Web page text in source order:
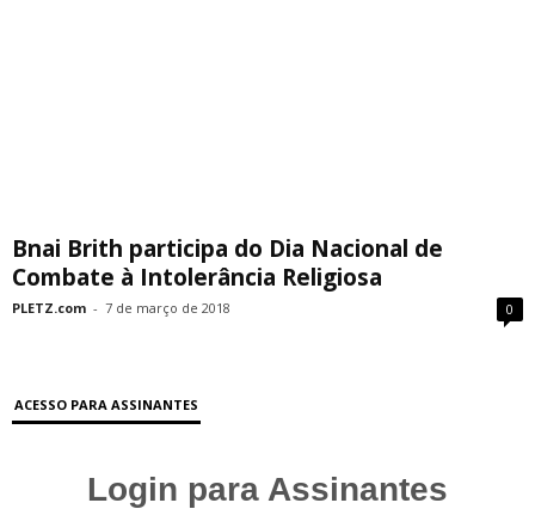
Bnai Brith participa do Dia Nacional de
Combate à Intolerância Religiosa
PLETZ.com - 7 de março de 2018 0
ACESSO PARA ASSINANTES
Login para Assinantes